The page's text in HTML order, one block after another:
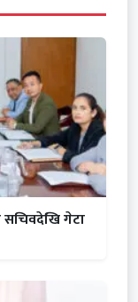
सचिवदेखि गेटा